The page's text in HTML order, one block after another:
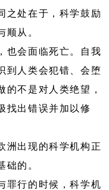
之处在于，科学鼓励
顺从。
也会面临死亡。自我
到人类会犯错、会堕
的不是对人类绝望，
找出错误并加以修
洲出现的科学机构正
础的。
罪行的时候，科学机